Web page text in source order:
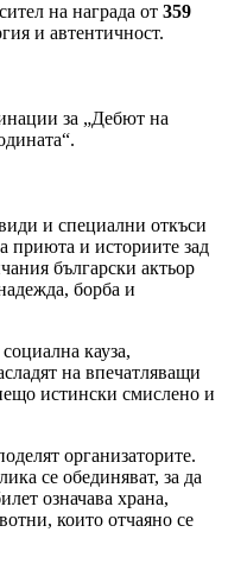
на награда от 359
и автентичност.
за „Дебют на
и специални откъси
приюта и историите зад
български актьор
борба и
кауза,
на впечатляващи
истински смислено и
организаторите.
се обединяват, за да
означава храна,
които отчаяно се